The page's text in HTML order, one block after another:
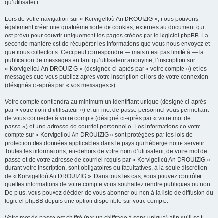
qu’utilisateur.
Lors de votre navigation sur « Korvigelloù An DROUIZIG », nous pouvons
également créer une quatrième sorte de cookies, externes au document qui
est prévu pour couvrir uniquement les pages créées par le logiciel phpBB. La
seconde manière est de récupérer les informations que vous nous envoyez et
que nous collectons. Ceci peut correspondre — mais n’est pas limité à — la
publication de messages en tant qu’utilisateur anonyme, l’inscription sur
« Korvigelloù An DROUIZIG » (désignée ci-après par « votre compte ») et les
messages que vous publiez après votre inscription et lors de votre connexion
(désignés ci-après par « vos messages »).
Votre compte contiendra au minimum un identifiant unique (désigné ci-après
par « votre nom d’utilisateur ») et un mot de passe personnel vous permettant
de vous connecter à votre compte (désigné ci-après par « votre mot de
passe ») et une adresse de courriel personnelle. Les informations de votre
compte sur « Korvigelloù An DROUIZIG » sont protégées par les lois de
protection des données applicables dans le pays qui héberge notre serveur.
Toutes les informations, en-dehors de votre nom d’utilisateur, de votre mot de
passe et de votre adresse de courriel requis par « Korvigelloù An DROUIZIG »
durant votre inscription, sont obligatoires ou facultatives, à la seule discrétion
de « Korvigelloù An DROUIZIG ». Dans tous les cas, vous pouvez contrôler
quelles informations de votre compte vous souhaitez rendre publiques ou non.
De plus, vous pouvez décider de vous abonner ou non à la liste de diffusion du
logiciel phpBB depuis une option disponible sur votre compte.